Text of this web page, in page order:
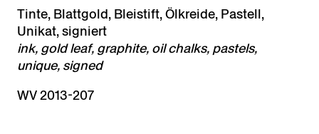
Tinte, Blattgold, Bleistift, Ölkreide, Pastell,
Unikat, signiert
ink, gold leaf, graphite, oil chalks, pastels,
unique, signed
WV 2013-207